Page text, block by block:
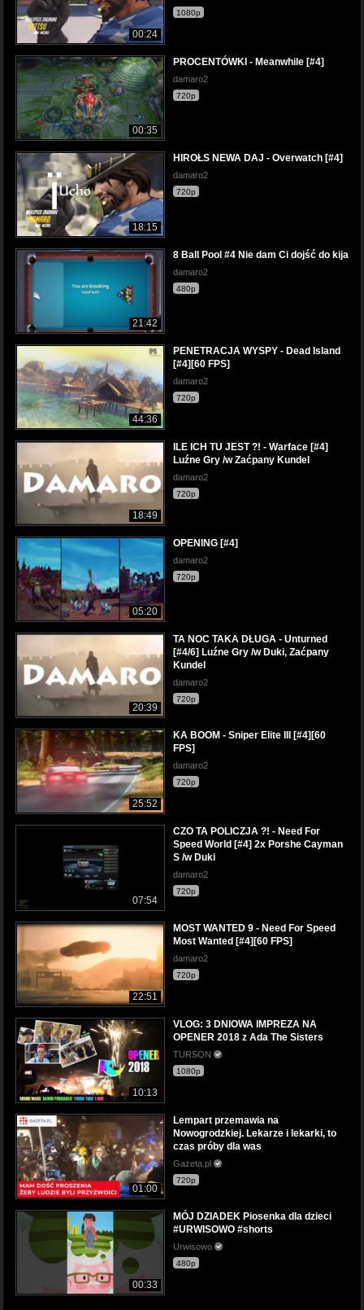
00:24
1080p
00:35
PROCENTÓWKI - Meanwhile [#4]
damaro2
720p
18:15
HIROŁS NEWA DAJ - Overwatch [#4]
damaro2
720p
21:42
8 Ball Pool #4 Nie dam Ci dojść do kija
damaro2
480p
44:36
PENETRACJA WYSPY - Dead Island
[#4][60 FPS]
damaro2
720p
18:49
ILE ICH TU JEST ?! - Warface [#4]
Luźne Gry /w Zaćpany Kundel
damaro2
720p
05:20
OPENING [#4]
damaro2
720p
20:39
TA NOC TAKA DŁUGA - Unturned
[#4/6] Luźne Gry /w Duki, Zaćpany
Kundel
damaro2
720p
25:52
KA BOOM - Sniper Elite III [#4][60
FPS]
damaro2
720p
07:54
CZO TA POLICZJA ?! - Need For
Speed World [#4] 2x Porshe Cayman
S /w Duki
damaro2
720p
22:51
MOST WANTED 9 - Need For Speed
Most Wanted [#4][60 FPS]
damaro2
720p
10:13
VLOG: 3 DNIOWA IMPREZA NA
OPENER 2018 z Ada The Sisters
TURSON
1080p
01:00
Lempart przemawia na
Nowogrodzkiej. Lekarze i lekarki, to
czas próby dla was
Gazeta.pl
720p
00:33
MÓJ DZIADEK Piosenka dla dzieci
#URWISOWO #shorts
Urwisowo
480p